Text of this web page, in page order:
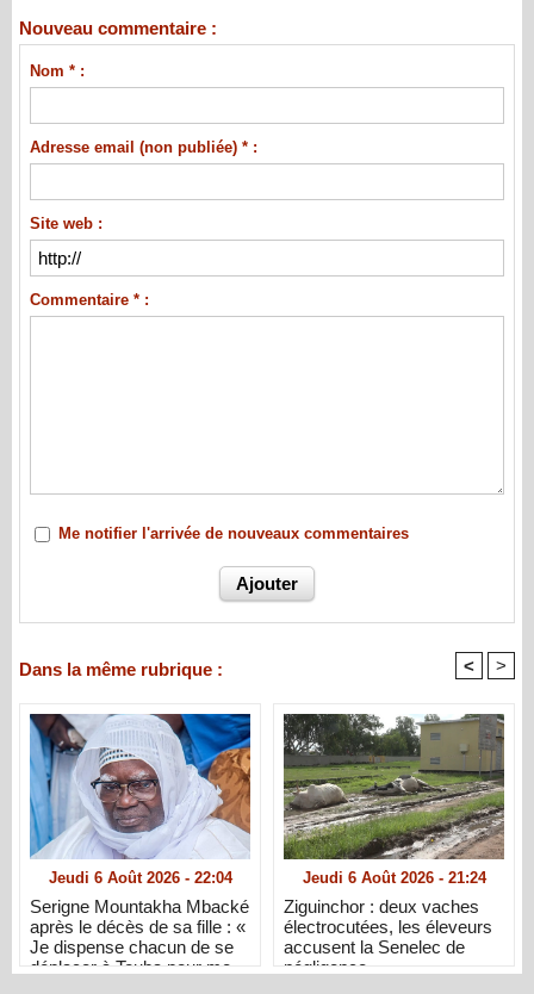
Nouveau commentaire :
Nom * :
Adresse email (non publiée) * :
Site web :
Commentaire * :
Me notifier l'arrivée de nouveaux commentaires
Dans la même rubrique : < >
Jeudi 6 Août 2026 - 22:04
Serigne Mountakha Mbacké
après le décès de sa fille : «
Je dispense chacun de se
déplacer à Touba pour me
Jeudi 6 Août 2026 - 21:24
Ziguinchor : deux vaches
électrocutées, les éleveurs
accusent la Senelec de
négligence